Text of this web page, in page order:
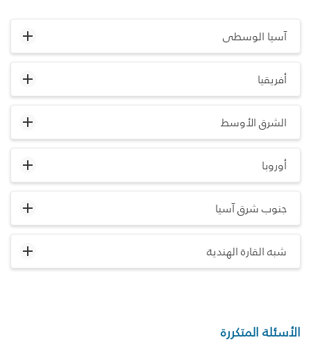
آسيا الوسطى
أفريقيا
الشرق الأوسط
أوروبا
جنوب شرق آسيا
شبه القارة الهندية
الأسئلة المتكررة